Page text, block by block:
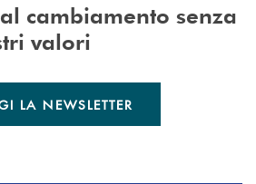
cambiamento senza
valori
LA NEWSLETTER